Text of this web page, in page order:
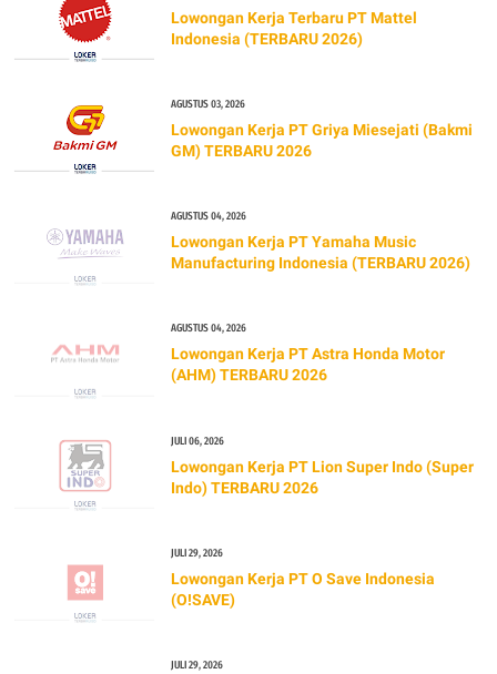
Lowongan Kerja Terbaru PT Mattel
Indonesia (TERBARU 2026)
AGUSTUS 03, 2026
Lowongan Kerja PT Griya Miesejati (Bakmi
GM) TERBARU 2026
AGUSTUS 04, 2026
Lowongan Kerja PT Yamaha Music
Manufacturing Indonesia (TERBARU 2026)
AGUSTUS 04, 2026
Lowongan Kerja PT Astra Honda Motor
(AHM) TERBARU 2026
JULI 06, 2026
Lowongan Kerja PT Lion Super Indo (Super
Indo) TERBARU 2026
JULI 29, 2026
Lowongan Kerja PT O Save Indonesia
(O!SAVE)
JULI 29, 2026